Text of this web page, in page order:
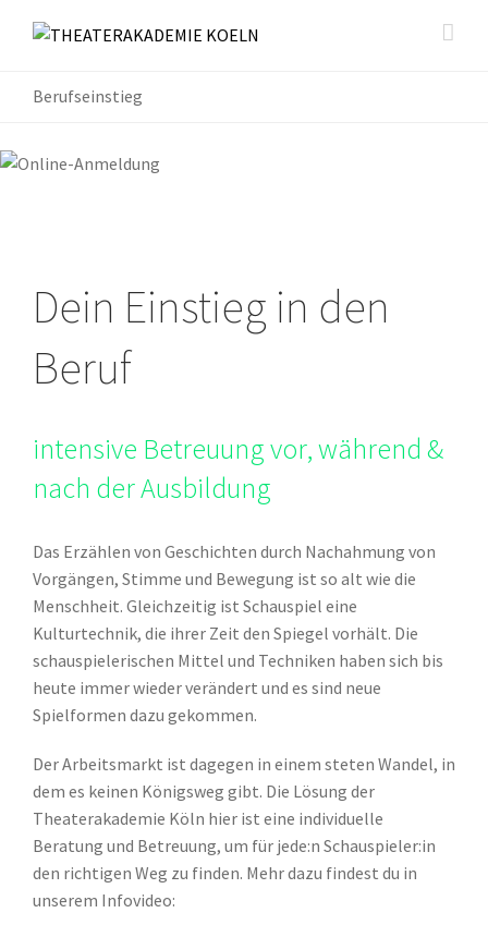
Berufseinstieg
Dein Einstieg in den
Beruf
intensive Betreuung vor, während &
nach der Ausbildung
Das Erzählen von Geschichten durch Nachahmung von
Vorgängen, Stimme und Bewegung ist so alt wie die
Menschheit. Gleichzeitig ist Schauspiel eine
Kulturtechnik, die ihrer Zeit den Spiegel vorhält. Die
schauspielerischen Mittel und Techniken haben sich bis
heute immer wieder verändert und es sind neue
Spielformen dazu gekommen.
Der Arbeitsmarkt ist dagegen in einem steten Wandel, in
dem es keinen Königsweg gibt. Die Lösung der
Theaterakademie Köln hier ist eine individuelle
Beratung und Betreuung, um für jede:n Schauspieler:in
den richtigen Weg zu finden. Mehr dazu findest du in
unserem Infovideo: